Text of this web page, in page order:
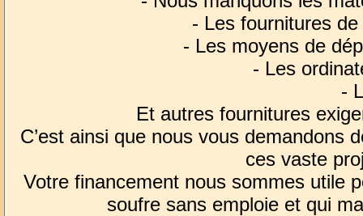
- Les fournitures
- Les moyens de
- Les
-
Et autres fournitures
C’est ainsi que nous vous demandons
ces vaste
Votre financement nous sommes utile
soufre sans emploie et qui